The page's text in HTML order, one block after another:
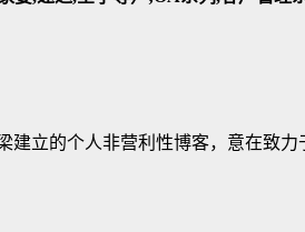
建立的个人非营利性博客，意在致